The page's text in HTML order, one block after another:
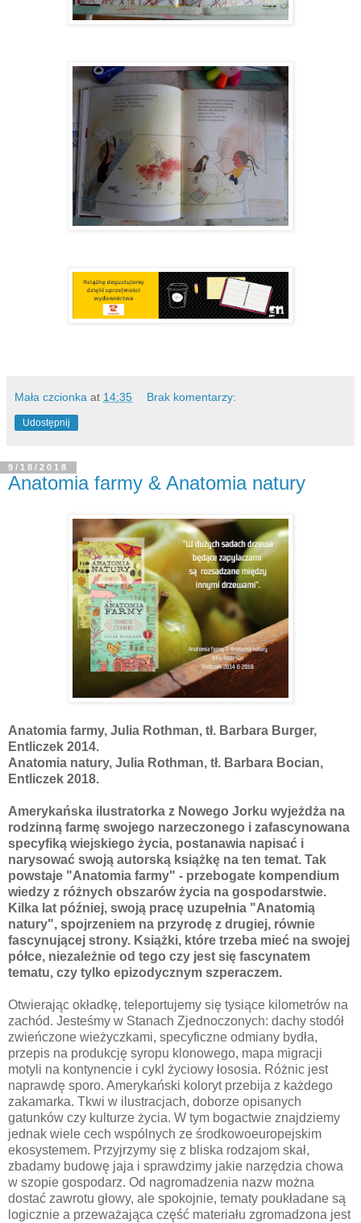
Mała czcionka at 14:35 Brak komentarzy:
Udostępnij
9/18/2018
Anatomia farmy & Anatomia natury
Anatomia farmy, Julia Rothman, tł. Barbara Burger,
Entliczek 2014.
Anatomia natury, Julia Rothman, tł. Barbara Bocian,
Entliczek 2018.
Amerykańska ilustratorka z Nowego Jorku wyjeżdża na
rodzinną farmę swojego narzeczonego i zafascynowana
specyfiką wiejskiego życia, postanawia napisać i
narysować swoją autorską książkę na ten temat. Tak
powstaje "Anatomia farmy" - przebogate kompendium
wiedzy z różnych obszarów życia na gospodarstwie.
Kilka lat później, swoją pracę uzupełnia "Anatomią
natury", spojrzeniem na przyrodę z drugiej, równie
fascynującej strony. Książki, które trzeba mieć na swojej
półce, niezależnie od tego czy jest się fascynatem
tematu, czy tylko epizodycznym szperaczem.
Otwierając okładkę, teleportujemy się tysiące kilometrów na
zachód. Jesteśmy w Stanach Zjednoczonych: dachy stodół
zwieńczone wieżyczkami, specyficzne odmiany bydła,
przepis na produkcję syropu klonowego, mapa migracji
motyli na kontynencie i cykl życiowy łososia. Różnic jest
naprawdę sporo. Amerykański koloryt przebija z każdego
zakamarka. Tkwi w ilustracjach, doborze opisanych
gatunków czy kulturze życia. W tym bogactwie znajdziemy
jednak wiele cech wspólnych ze środkowoeuropejskim
ekosystemem. Przyjrzymy się z bliska rodzajom skał,
zbadamy budowę jaja i sprawdzimy jakie narzędzia chowa
w szopie gospodarz. Od nagromadzenia nazw można
dostać zawrotu głowy, ale spokojnie, tematy poukładane są
logicznie a przeważająca część materiału zgromadzona jest